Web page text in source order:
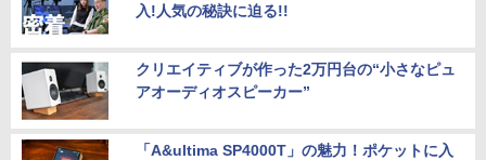
入!人気の秘訣に迫る!!
クリエイティブが作った2万円台の“小さなピュ
アオーディオスピーカー”
「A&ultima SP4000T」の魅力！ポケットに入